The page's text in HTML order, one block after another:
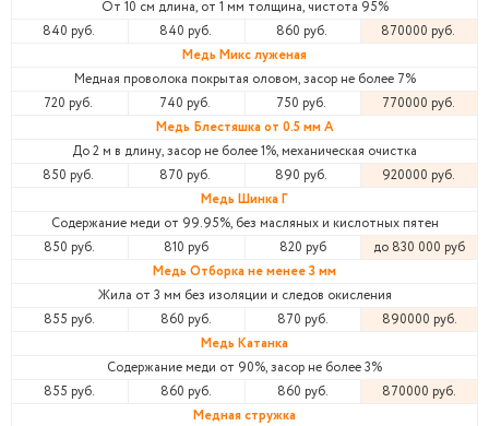
От 10 см длина, от 1 мм толщина, чистота 95%
840 руб.
840 руб. 860 руб.
870000 руб.
Медь Микс луженая
Медная проволока покрытая оловом, засор не более 7%
720 руб.
740 руб. 750 руб.
770000 руб.
Медь Блестяшка от 0.5 мм А
До 2 м в длину, засор не более 1%, механическая очистка
850 руб.
870 руб. 890 руб.
920000 руб.
Медь Шинка Г
Содержание меди от 99.95%, без масляных и кислотных пятен
850 руб.
810 руб 820 руб
до 830 000 руб
Медь Отборка не менее 3 мм
Жила от 3 мм без изоляции и следов окисления
855 руб.
860 руб. 870 руб.
890000 руб.
Медь Катанка
Содержание меди от 90%, засор не более 3%
855 руб.
860 руб. 860 руб.
870000 руб.
Медная стружка